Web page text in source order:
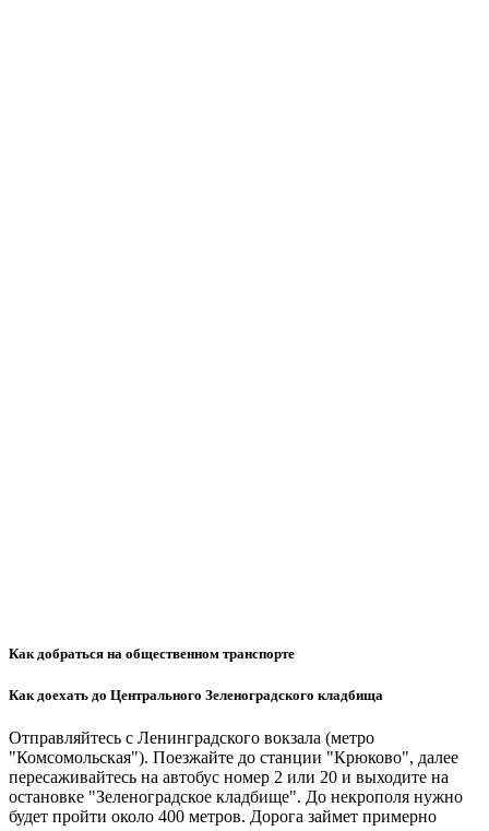
Как добраться на общественном транспорте
Как доехать до Центрального Зеленоградского кладбища
Отправляйтесь с Ленинградского вокзала (метро
"Комсомольская"). Поезжайте до станции "Крюково", далее
пересаживайтесь на автобус номер 2 или 20 и выходите на
остановке "Зеленоградское кладбище". До некрополя нужно
будет пройти около 400 метров. Дорога займет примерно